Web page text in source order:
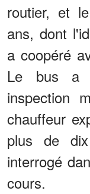
routier, et
ans, dont
a coopéré
Le bus a
inspection
chauffeur
plus de
interrogé
cours.